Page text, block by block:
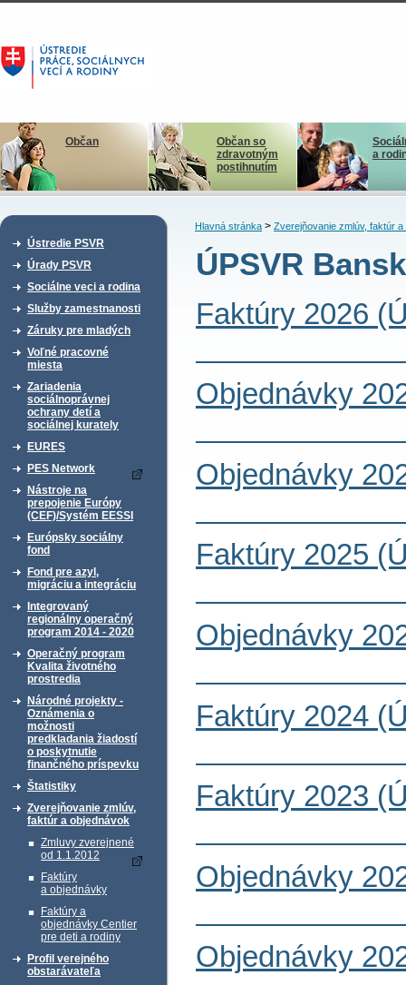
Občan
Občan so
zdravotným
postihnutím
a
Ústredie PSVR
Úrady PSVR
Sociálne veci a rodina
Služby zamestnanosti
Záruky pre mladých
Voľné pracovné
miesta
Zariadenia
sociálnoprávnej
ochrany detí a
sociálnej kurately
EURES
PES Network
Nástroje na
prepojenie Európy
(CEF)/Systém EESSI
Európsky sociálny
fond
Fond pre azyl,
migráciu a integráciu
Integrovaný
regionálny operačný
program 2014 - 2020
Operačný program
Kvalita životného
prostredia
Národné projekty -
Oznámenia o
možnosti
predkladania žiadostí
o poskytnutie
finančného príspevku
Štatistiky
Zverejňovanie zmlúv,
faktúr a objednávok
Zmluvy zverejnené
od 1.1.2012
Faktúry
a objednávky
Faktúry a
objednávky Centier
pre deti a rodiny
Profil verejného
obstarávateľa
Hlavná stránka> Zverejňovanie zmlúv, faktúr a
ÚPSVR
Faktúry 2026
Objednávky
Objednávky
Faktúry 2025
Objednávky
Faktúry 2024
Faktúry 2023
Objednávky
Objednávky